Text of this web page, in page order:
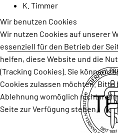
K. Timmer
Wir benutzen Cookies
Wir nutzen Cookies auf unserer
essenziell für den Betrieb der
helfen, diese Website und die
(Tracking Cookies). Sie können
Cookies zulassen möchten. Bitte
Ablehnung womöglich nicht
Seite zur Verfügung stehen.